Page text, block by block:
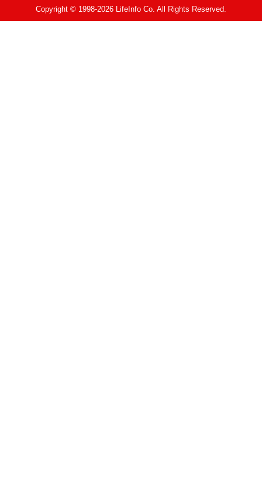
Copyright © 1998-2026 LifeInfo Co. All Rights Reserved.